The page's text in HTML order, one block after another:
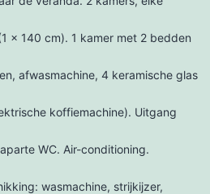
x 140 cm). 1 kamer met 2 bedden
afwasmachine, 4 keramische glas
koffiemachine). Uitgang
WC. Air-conditioning.
wasmachine, strijkijzer,